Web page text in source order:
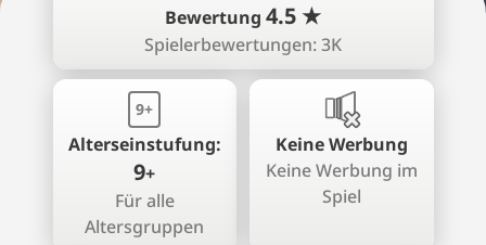
Bewertung 4.5 ★
Spielerbewertungen: 3K
9+
Alterseinstufung:
9+
Für alle
Altersgruppen
Keine Werbung
Keine Werbung im
Spiel